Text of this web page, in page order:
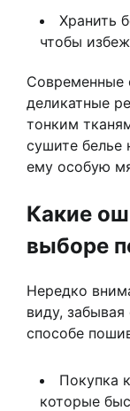
Хранить
чтобы
Современные
деликатные
тонким
сушите белье
ему особую
Какие
выборе
Нередко
виду,
способе
Покупка
которые